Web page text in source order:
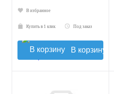
В избранное
Купить в 1 клик Под заказ
В корзину